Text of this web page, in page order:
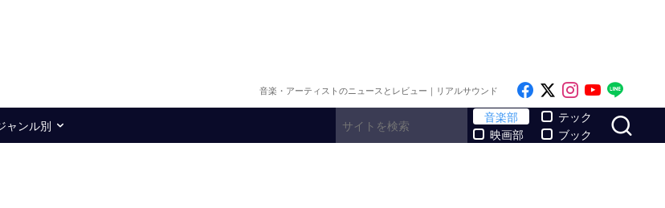
音楽・アーティストのニュースとレビュー｜リアルサウンド Like on Facebook
Follow on x
Follow on
Follow
ャンル別
音楽部
映画部
テック
ブック